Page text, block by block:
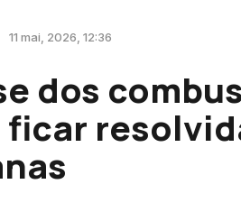
11 mai, 2026, 12:36
dos
ficar